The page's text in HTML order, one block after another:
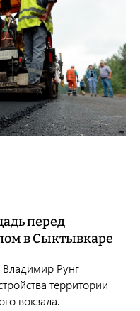
перед
в Сыктывкаре
Владимир Рунг
территории
вокзала.